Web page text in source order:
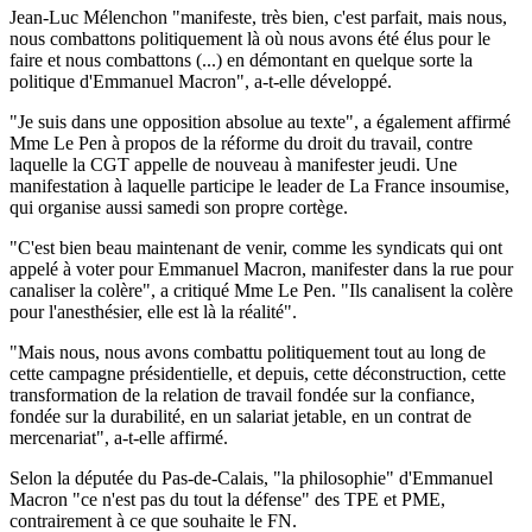
Jean-Luc Mélenchon "manifeste, très bien, c'est parfait, mais nous,
nous combattons politiquement là où nous avons été élus pour le
faire et nous combattons (...) en démontant en quelque sorte la
politique d'Emmanuel Macron", a-t-elle développé.
"Je suis dans une opposition absolue au texte", a également affirmé
Mme Le Pen à propos de la réforme du droit du travail, contre
laquelle la CGT appelle de nouveau à manifester jeudi. Une
manifestation à laquelle participe le leader de La France insoumise,
qui organise aussi samedi son propre cortège.
"C'est bien beau maintenant de venir, comme les syndicats qui ont
appelé à voter pour Emmanuel Macron, manifester dans la rue pour
canaliser la colère", a critiqué Mme Le Pen. "Ils canalisent la colère
pour l'anesthésier, elle est là la réalité".
"Mais nous, nous avons combattu politiquement tout au long de
cette campagne présidentielle, et depuis, cette déconstruction, cette
transformation de la relation de travail fondée sur la confiance,
fondée sur la durabilité, en un salariat jetable, en un contrat de
mercenariat", a-t-elle affirmé.
Selon la députée du Pas-de-Calais, "la philosophie" d'Emmanuel
Macron "ce n'est pas du tout la défense" des TPE et PME,
contrairement à ce que souhaite le FN.